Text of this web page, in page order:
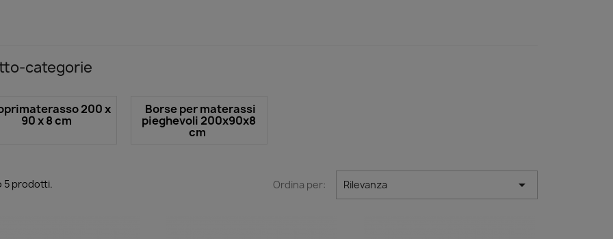
categorie
200 x
90 x 8 cm
Borse per materassi
pieghevoli 200x90x8
cm
5 prodotti. Ordina per: Rilevanza 